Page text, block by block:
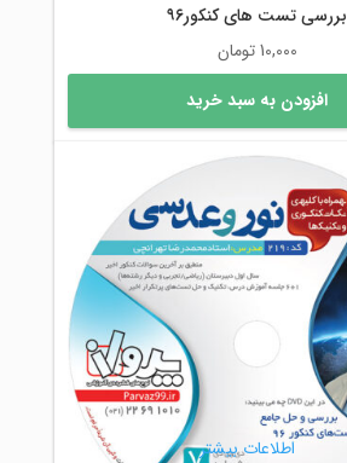
بررسی تست های کنکور۹۶
10,000 تومان
افزودن به سبد خرید
اطلاعات بیشتر